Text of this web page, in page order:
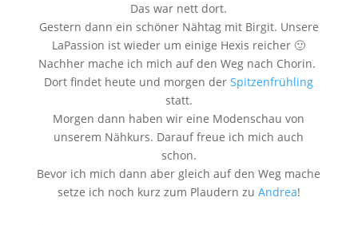
Das war nett dort.
Gestern dann ein schöner Nähtag mit Birgit. Unsere
LaPassion ist wieder um einige Hexis reicher 🙂
Nachher mache ich mich auf den Weg nach Chorin.
Dort findet heute und morgen derSpitzenfrühling
statt.
Morgen dann haben wir eine Modenschau von
unserem Nähkurs. Darauf freue ich mich auch
schon.
Bevor ich mich dann aber gleich auf den Weg mache
setze ich noch kurz zum Plaudern zu Andrea!